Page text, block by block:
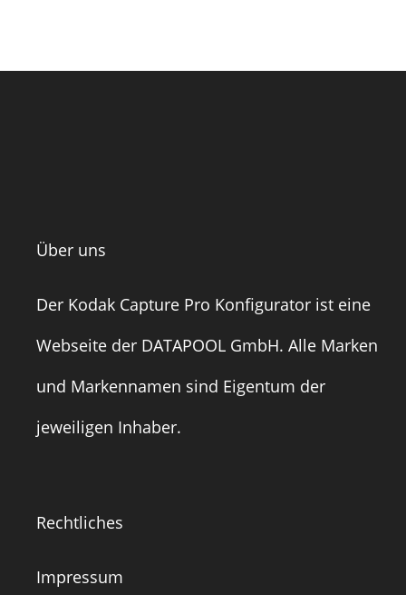
Über uns
Der Kodak Capture Pro Konfigurator ist eine
Webseite der DATAPOOL GmbH. Alle Marken
und Markennamen sind Eigentum der
jeweiligen Inhaber.
Rechtliches
Impressum